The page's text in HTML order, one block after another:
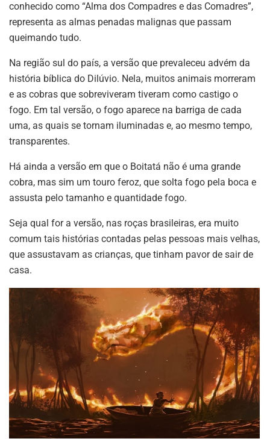
conhecido como “Alma dos Compadres e das Comadres”,
representa as almas penadas malignas que passam
queimando tudo.
Na região sul do país, a versão que prevaleceu advém da
história bíblica do Dilúvio. Nela, muitos animais morreram
e as cobras que sobreviveram tiveram como castigo o
fogo. Em tal versão, o fogo aparece na barriga de cada
uma, as quais se tornam iluminadas e, ao mesmo tempo,
transparentes.
Há ainda a versão em que o Boitatá não é uma grande
cobra, mas sim um touro feroz, que solta fogo pela boca e
assusta pelo tamanho e quantidade fogo.
Seja qual for a versão, nas roças brasileiras, era muito
comum tais histórias contadas pelas pessoas mais velhas,
que assustavam as crianças, que tinham pavor de sair de
casa.